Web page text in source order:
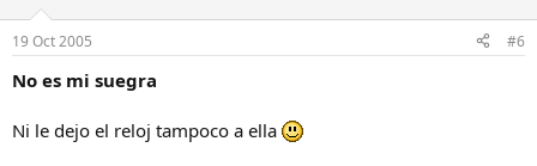
19 Oct 2005 #6
No es mi suegra
Ni le dejo el reloj tampoco a ella